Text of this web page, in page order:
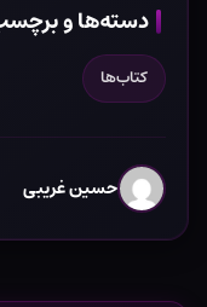
دسته‌ها و
کتاب‌ها
حسین غریبی